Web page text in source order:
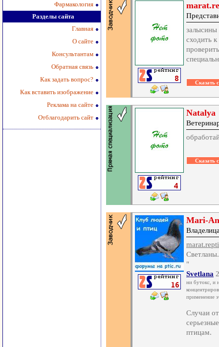
Фармакология
Разделы сайта
Главная
О сайте
Консультантам
Обратная связь
Как задать вопрос?
Как вставить изображение
Реклама на сайте
Отблагодарить сайт
залысины
сходить
Natalya
Mari-An
Светланы.
"
Svetlana
ни бутокс, и
применение
Случаи
птицам.